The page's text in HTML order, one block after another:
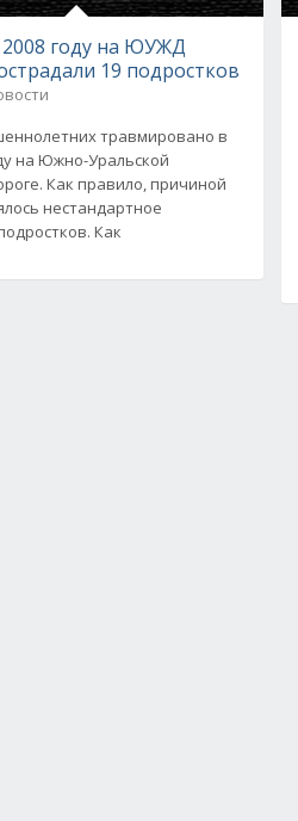
году на ЮУЖД
19 подростков
травмировано в
на Южно-Уральской
Как правило, причиной
нестандартное
Как